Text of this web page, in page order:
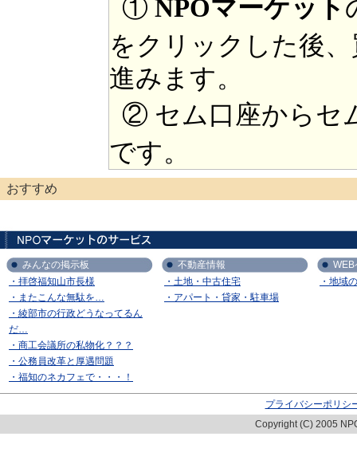
① NPOマーケット
をクリックした後
進みます。
② セム口座からセ
です。
おすすめ
みんなの掲示板
・拝啓福知山市長様
・またこんな無駄を…
・綾部市の行政どうなってるん
だ…
・商工会議所の私物化？？？
・公務員改革と厚遇問題
・福知のネカフェで・・・！
不動産情報
・土地・中古住宅
・アパート・貸家・駐車場
WEB
・地域
プライバシーポリシ
Copyright (C) 2005